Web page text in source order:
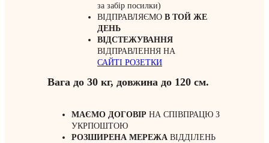
за забір посилки)
ВІДПРАВЛЯЄМО В ТОЙ ЖЕ
ДЕНЬ
ВІДСТЕЖУВАННЯ
ВІДПРАВЛЕННЯ НА
САЙТІ РОЗЕТКИ
Вага до 30 кг, довжина до 120 см.
МАЄМО ДОГОВІР НА СПІВПРАЦЮ З
УКРПОШТОЮ
РОЗШИРЕНА МЕРЕЖА ВІДДІЛЕНЬ